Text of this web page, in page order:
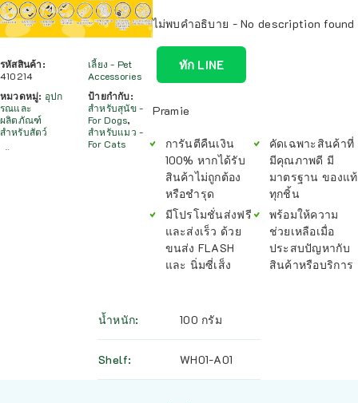
รหัสสินค้า:
410214
หมวดหมู่: อุปก
รณและ
ผลิตภัณฑ์
สำหรับสัตว์
เลี้ยง - Pet
Accessories
ป้ายกำกับ:
สำหรับสุนัข -
For Dogs,
สำหรับแมว -
For Cats
ไม่พบคำอธิบาย - No description found
ทัก LINE
Pramie
การันตีคืนเงิน
100% หากได้รับ
สินค้าไม่ถูกต้อง
หรือชำรุด
มีโปรโมชั่นส่งฟรี
และส่งเร็ว ด้วย
ขนส่ง FLASH
และ นิ่มซี่เส็ง
คัดเฉพาะสินค้าที่
มีคุณภาพดี มี
มาตรฐาน ของแท้
ทุกชิ้น
พร้อมให้ความ
ช่วยเหลือเมื่อ
ประสบปัญหากับ
สินค้าหรือบริการ
น้ำหนัก 100 กรัม
Shelf WH01-A01